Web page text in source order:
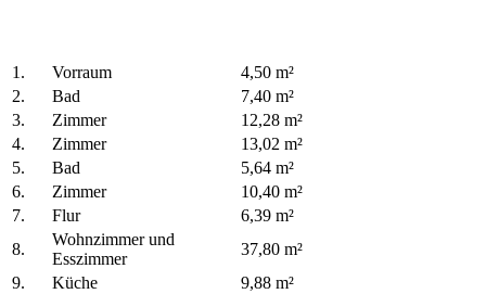
1. Vorraum
4,50 m²
2.
Bad
7,40 m²
3.
Zimmer
12,28 m²
4.
Zimmer
13,02 m²
5.
Bad
5,64 m²
6.
Zimmer
10,40 m²
7.
Flur
6,39 m²
8.
Wohnzimmer und
Esszimmer
37,80 m²
9.
Küche
9,88 m²